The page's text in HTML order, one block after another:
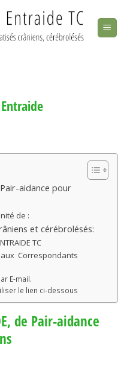
Pair-aidance pour
de :
et cérébrolésés:
TC
Correspondants
E-mail.
le lien ci-dessous
de Pair-aidance